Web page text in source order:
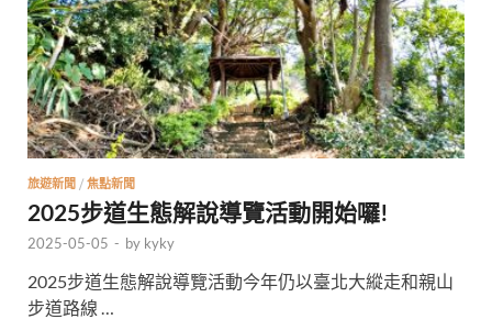
旅遊新聞 / 焦點新聞
2025步道生態解說導覽活動開始囉!
2025-05-05 - by kyky
2025步道生態解說導覽活動今年仍以臺北大縱走和親山
步道路線 …